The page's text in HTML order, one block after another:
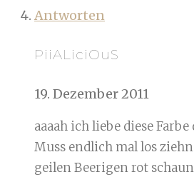
Antworten
PiiALiciOuS
19. Dezember 2011
aaaah ich liebe diese
Muss endlich mal los
geilen Beerigen rot